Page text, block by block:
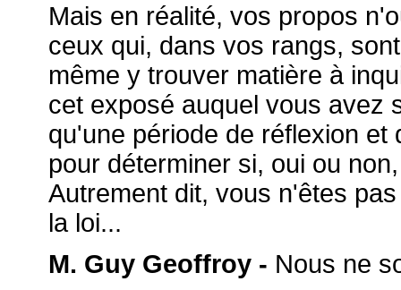
Mais en réalité, vos propos
ceux qui, dans vos rangs,
même y trouver matière à
cet exposé auquel vous avez
qu'une période de réflexion
pour déterminer si, oui ou
Autrement dit, vous n'êtes
la loi...
M. Guy Geoffroy - Nous ne